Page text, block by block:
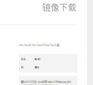
镜像下载